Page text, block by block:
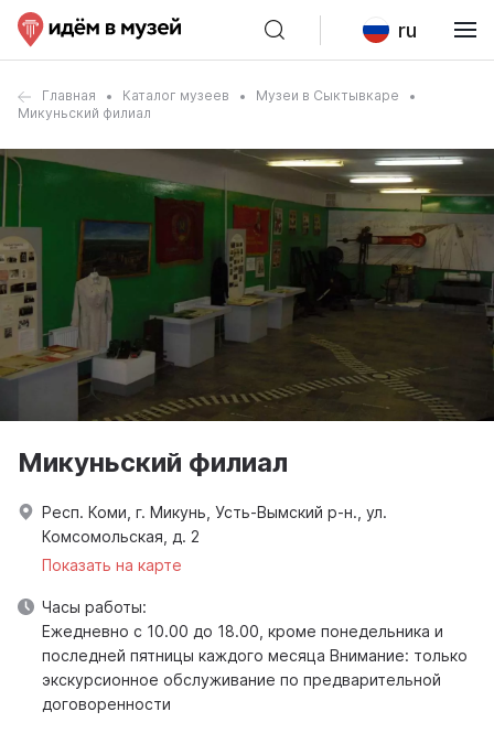
ru
Главная Каталог музеев
Музеи в Сыктывкаре
Микуньский филиал
Микуньский филиал
Респ. Коми, г. Микунь, Усть-Вымский р-н., ул.
Комсомольская, д. 2
Показать на карте
Часы работы:
Ежедневно с 10.00 до 18.00, кроме понедельника и
последней пятницы каждого месяца Внимание: только
экскурсионное обслуживание по предварительной
договоренности